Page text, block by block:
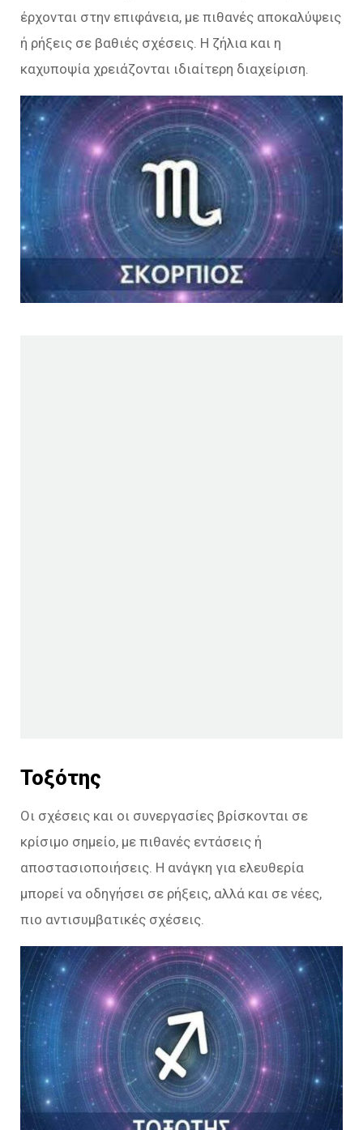
έρχονται στην επιφάνεια, με πιθανές αποκαλύψεις
ή ρήξεις σε βαθιές σχέσεις. Η ζήλια και η
καχυποψία χρειάζονται ιδιαίτερη διαχείριση.
Τοξότης
Οι σχέσεις και οι συνεργασίες βρίσκονται σε
κρίσιμο σημείο, με πιθανές εντάσεις ή
αποστασιοποιήσεις. Η ανάγκη για ελευθερία
μπορεί να οδηγήσει σε ρήξεις, αλλά και σε νέες,
πιο αντισυμβατικές σχέσεις.